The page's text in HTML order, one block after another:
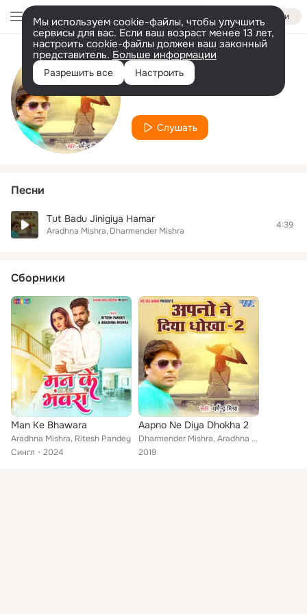
Войти
Мы используем cookie-файлы, чтобы улучшить
сервисы для вас. Если ваш возраст менее 13 лет,
настроить cookie-файлы должен ваш законный
представитель. Больше информации
Разрешить все Настроить
Исполнитель
Aradhna Mishra
Слушать
Песни
Tut Badu Jinigiya Hamar
Aradhna Mishra Dharmender Mishra
4:39
Сборники
Man Ke Bhawara
Aradhna Mishra, Ritesh Pandey
Сингл
2024
Aapno Ne Diya Dhokha 2
Dharmender Mishra, Aradhna Mishra
2019